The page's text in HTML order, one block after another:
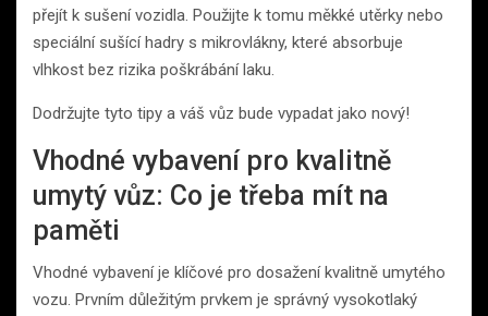
přejít k sušení vozidla. Použijte k tomu měkké utěrky nebo
speciální sušící hadry s mikrovlákny, které absorbuje
vlhkost bez rizika poškrábání laku.
Dodržujte tyto tipy a váš vůz bude vypadat jako nový!
Vhodné vybavení pro kvalitně
umytý vůz: Co je třeba mít na
paměti
Vhodné vybavení je klíčové pro dosažení kvalitně umytého
vozu. Prvním důležitým prvkem je správný vysokotlaký